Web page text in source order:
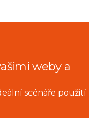
weby a
scénáře použití